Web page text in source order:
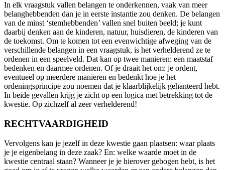
In elk vraagstuk vallen belangen te onderkennen, vaak van meer
belanghebbenden dan je in eerste instantie zou denken. De belangen
van de minst ‘stemhebbenden’ vallen snel buiten beeld; je kunt
daarbij denken aan de kinderen, natuur, huisdieren, de kinderen van
de toekomst. Om te komen tot een evenwichtige afweging van de
verschillende belangen in een vraagstuk, is het verhelderend ze te
ordenen in een speelveld. Dat kan op twee manieren: een maatstaf
bedenken en daarmee ordenen. Of je draait het om: je ordent,
eventueel op meerdere manieren en bedenkt hoe je het
ordeningsprincipe zou noemen dat je klaarblijkelijk gehanteerd hebt.
In beide gevallen krijg je zicht op een logica met betrekking tot de
kwestie. Op zichzelf al zeer verhelderend!
RECHTVAARDIGHEID
Vervolgens kan je jezelf in deze kwestie gaan plaatsen: waar plaats
je je eigenbelang in deze zaak? En: welke waarde moet in de
kwestie centraal staan? Wanneer je je hierover gebogen hebt, is het